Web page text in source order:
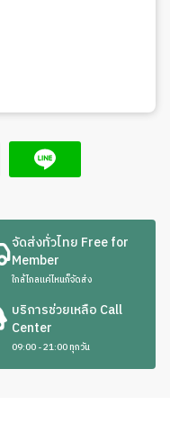
จัดส่งทั่วไทย Free for
Member
ใกล้ไกลแค่ไหนก็จัดส่ง
บริการช่วยเหลือ Call
Center
09:00 - 21:00 ทุกวัน